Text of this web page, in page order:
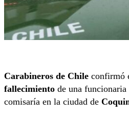
Carabineros de Chile confirmó
fallecimiento de una
comisaría en la ciudad de